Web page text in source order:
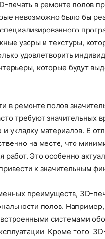
печать в ремонте полов
невозможно было бы
узоры и текстуры,
удовлетворить
которые будут
в ремонте полов
требуют значительных
укладку материалов. В
на месте, что
работ. Это особенно
к значительным
преимуществ, 3D-
полов.
системами
Кроме того,